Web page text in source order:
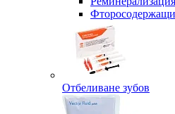
Отбеливане зубов